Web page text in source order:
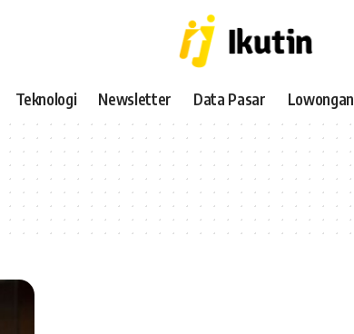
Teknologi Newsletter Data Pasar Lowongan